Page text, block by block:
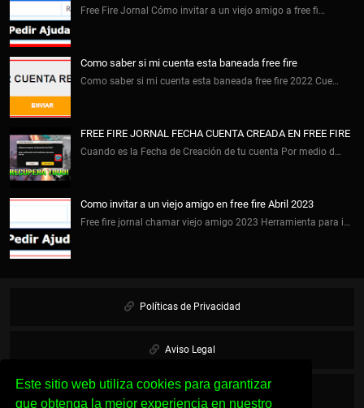
Este sitio web utiliza cookies para garantizar
que obtenga la mejor experiencia en nuestro
Free Fire Jornal Cómo invitar a un viejo amigo a free fi…
Como saber si mi cuenta esta baneada free fire
Como saber si mi cuenta esta baneada free fire 2022 Cue…
FREE FIRE JORNAL FECHA CUENTA CREADA EN FREE FIRE
Cuando es la Fecha de Creación de tu cuenta Por medio d…
Como invitar a un viejo amigo en free fire Abril 2023
Free fire jornal chamar viejo amigo 2023 Herramienta para i…
Políticas de Privacidad
Aviso Legal
Cookies